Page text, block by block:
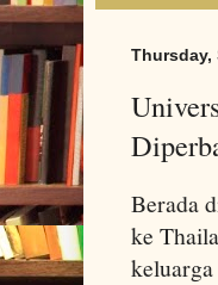
Thursday,
Berada
ke